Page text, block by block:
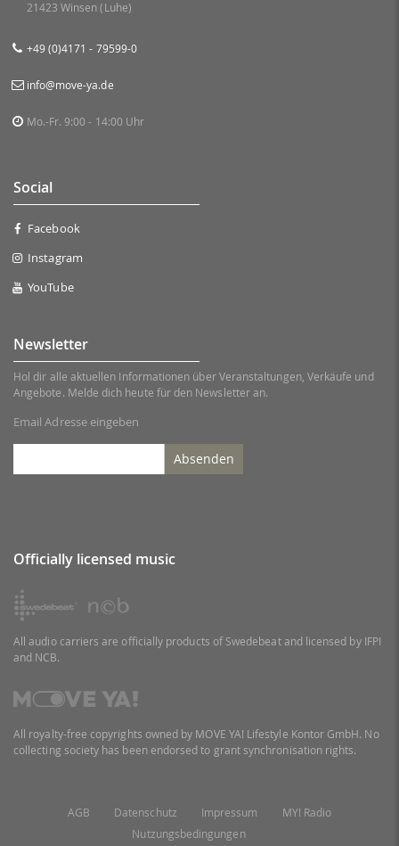
21423 Winsen (Luhe)
+49 (0)4171 - 79599-0
info@move-ya.de
Mo.-Fr. 9:00 - 14:00 Uhr
Social
Facebook
Instagram
YouTube
Newsletter
Hol dir alle aktuellen Informationen über Veranstaltungen, Verkäufe und
Angebote. Melde dich heute für den Newsletter an.
Email Adresse eingeben
Absenden
Officially licensed music
All audio carriers are officially products of Swedebeat and licensed by IFPI
and NCB.
All royalty-free copyrights owned by MOVE YA! Lifestyle Kontor GmbH. No
collecting society has been endorsed to grant synchronisation rights.
AGB Datenschutz Impressum
MY! Radio
Nutzungsbedingungen